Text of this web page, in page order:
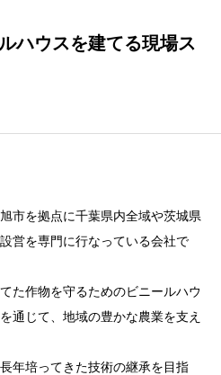
ハウスを建てる現場ス
市を拠点に千葉県内全域や茨城県
営を専門に行なっている会社で
た作物を守るためのビニールハウ
通じて、地域の豊かな農業を支え
年培ってきた技術の継承を目指